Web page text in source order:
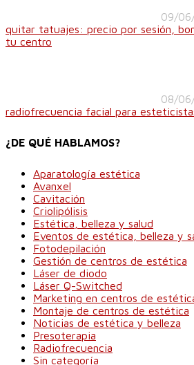
09/
quitar tatuajes: precio por sesión,
tu centro
08/
radiofrecuencia facial para
¿DE QUÉ HABLAMOS?
Aparatología estética
Avanxel
Cavitación
Criolipólisis
Estética, belleza y salud
Eventos de estética, belleza y
Fotodepilación
Gestión de centros de estética
Láser de diodo
Láser Q-Switched
Marketing en centros de
Montaje de centros de estética
Noticias de estética y belleza
Presoterapia
Radiofrecuencia
Sin categoría